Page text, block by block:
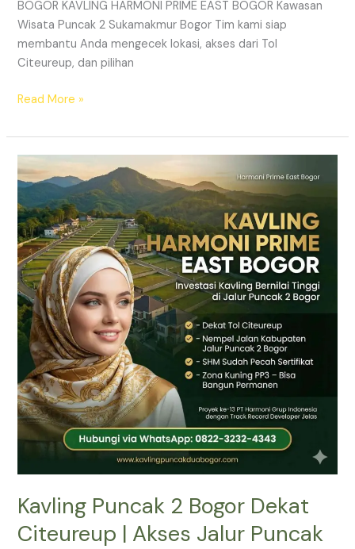
BOGOR KAVLING HARMONI PRIME EAST BOGOR Kawasan
Wisata Puncak 2 Sukamakmur Bogor Tim kami siap
membantu Anda mengecek lokasi, akses dari Tol
Citeureup, dan pilihan
Read More »
Kavling Puncak 2 Bogor Dekat
Citeureup | Akses Jalur Puncak
Kavling
Puncak
2
Bogor
Dekat
Citeureup
Akses
Jalur
Puncak
View
Hanjawong